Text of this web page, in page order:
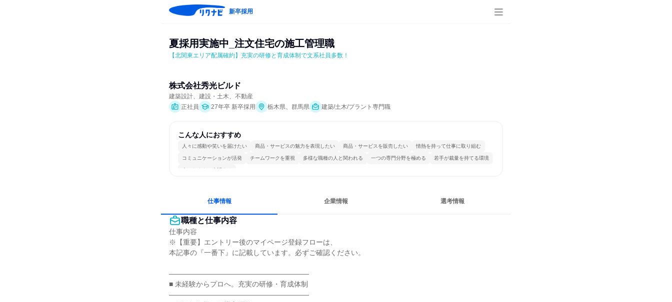
新卒採用
夏採用実施中_注文住宅の施工管理職
【北関東エリア配属確約】充実の研修と育成体制で文系社員多数！
株式会社秀光ビルド
建築設計、建設・土木、不動産
正社員
27年卒 新卒採用 栃木県、群馬県 建築/土木/プラント専門職
こんな人におすすめ
人々に感動や笑いを届けたい 商品・サービスの魅力を表現したい 商品・サービスを販売したい 情熱を持って仕事に取り組む
コミュニケーションが活発 チームワークを重視 多様な職種の人と関われる 一つの専門分野を極める 若手が裁量を持てる環境
人とたくさん会話する
仕事情報 企業情報 選考情報
職種と仕事内容
仕事内容
※【重要】エントリー後のマイページ登録フローは、
本記事の『一番下』に記載しています。必ずご確認ください。
――――――――――――――――――――
■ 未経験からプロへ。充実の研修・育成体制
――――――――――――――――――――